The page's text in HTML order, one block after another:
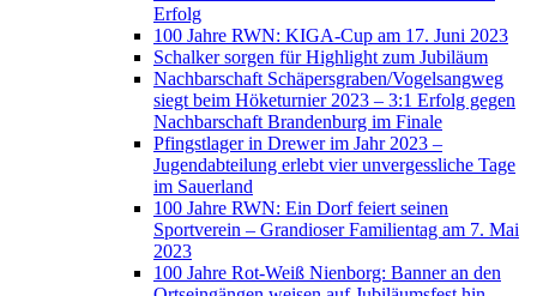
Erfolg
100 Jahre RWN: KIGA-Cup am 17. Juni 2023
Schalker sorgen für Highlight zum Jubiläum
Nachbarschaft Schäpersgraben/Vogelsangweg
siegt beim Höketurnier 2023 – 3:1 Erfolg gegen
Nachbarschaft Brandenburg im Finale
Pfingstlager in Drewer im Jahr 2023 –
Jugendabteilung erlebt vier unvergessliche Tage
im Sauerland
100 Jahre RWN: Ein Dorf feiert seinen
Sportverein – Grandioser Familientag am 7. Mai
2023
100 Jahre Rot-Weiß Nienborg: Banner an den